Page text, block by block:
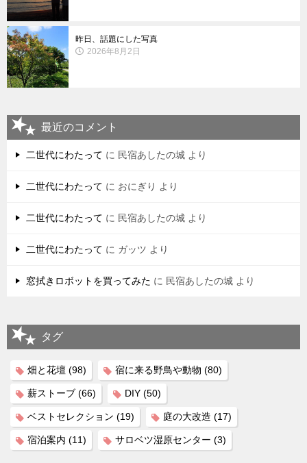
昨日、話題にした写真
2026年8月2日
最近のコメント
二世代にわたって に 民宿あしたの城 より
二世代にわたって に おにぎり より
二世代にわたって に 民宿あしたの城 より
二世代にわたって に ガッツ より
窓拭きロボットを買ってみた に 民宿あしたの城 より
タグ
畑と花壇 (98) 宿に来る野鳥や動物 (80)
薪ストーブ (66) DIY (50)
ベストセレクション (19) 庭の大改造 (17)
宿泊案内 (11) サロベツ湿原センター (3)